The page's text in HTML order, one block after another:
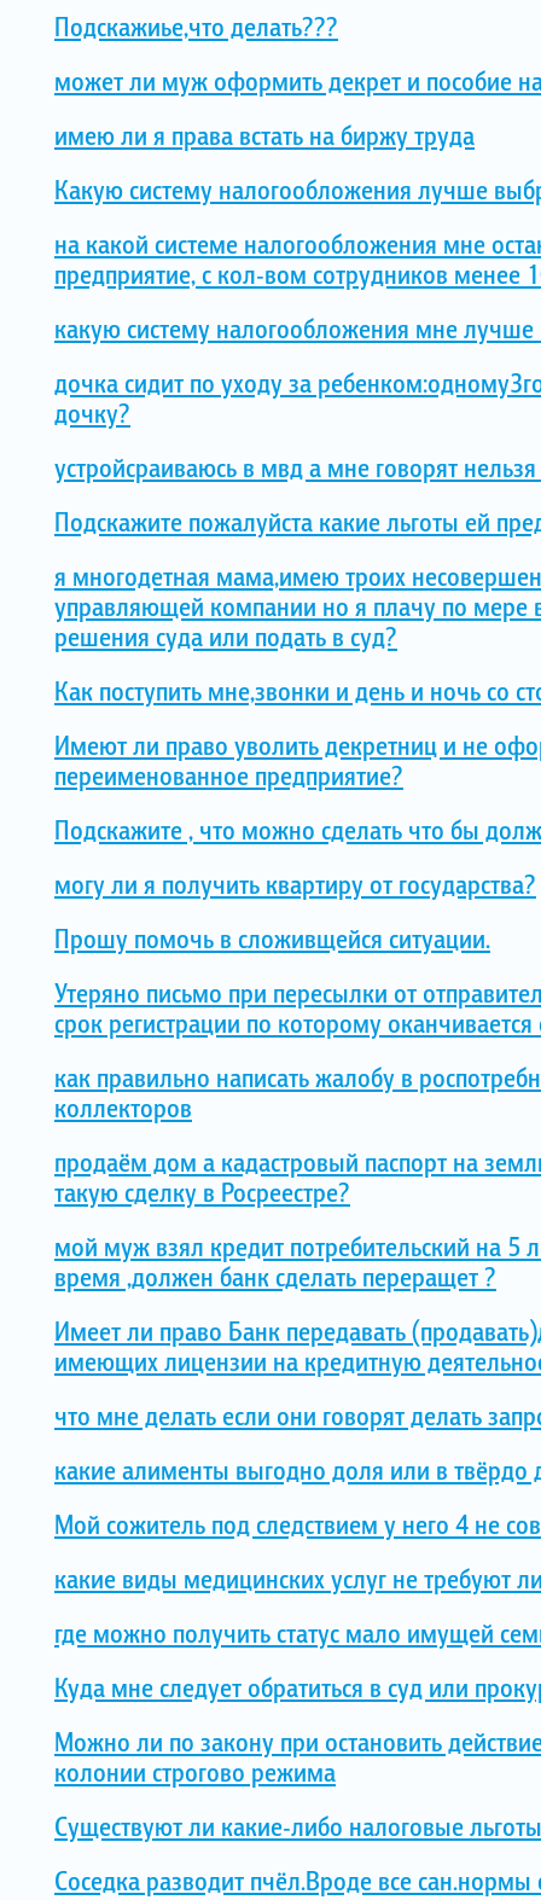
Подскажиье,что делать???
может ли муж оформить декрет и пособие
имею ли я права встать на биржу труда
Какую систему налогообложения лучше
на какой системе налогообложения мне
предприятие, с кол-вом сотрудников менее
какую систему налогообложения мне лучше
дочка сидит по уходу за
дочку?
устройсраиваюсь в мвд а мне говорят
Подскажите пожалуйста какие льготы ей
я многодетная мама,имею троих
управляющей компании но я плачу по мере
решения суда или подать в суд?
Как поступить мне,звонки и день и ночь со
Имеют ли право уволить декретниц и не
переименованное предприятие?
Подскажите , что можно сделать что бы
могу ли я получить квартиру от государства?
Прошу помочь в сложивщейся ситуации.
Утеряно письмо при пересылки от
срок регистрации по которому оканчивается
как правильно написать жалобу в
коллекторов
продаём дом а кадастровый паспорт на
такую сделку в Росреестре?
мой муж взял кредит потребительский на 5
время ,должен банк сделать переращет ?
Имеет ли право Банк передавать
имеющих лицензии на кредитную
что мне делать если они говорят делать
какие алименты выгодно доля или в твёрдо
Мой сожитель под следствием у него 4 не
какие виды медицинских услуг не требуют
где можно получить статус мало имущей
Куда мне следует обратиться в суд или
Можно ли по закону при остановить
колонии строгово режима
Существуют ли какие-либо налоговые
Соседка разводит пчёл.Вроде все